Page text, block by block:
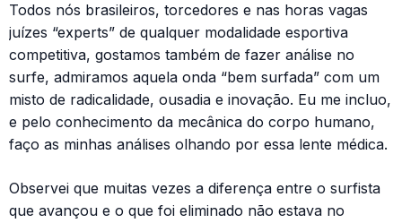
Todos nós brasileiros, torcedores e nas horas vagas
juízes “experts” de qualquer modalidade esportiva
competitiva, gostamos também de fazer análise no
surfe, admiramos aquela onda “bem surfada” com um
misto de radicalidade, ousadia e inovação. Eu me incluo,
e pelo conhecimento da mecânica do corpo humano,
faço as minhas análises olhando por essa lente médica.
Observei que muitas vezes a diferença entre o surfista
que avançou e o que foi eliminado não estava no